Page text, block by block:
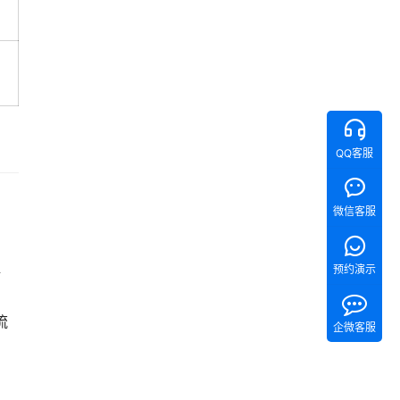
QQ客服
微信客服
预约演示
企微客服